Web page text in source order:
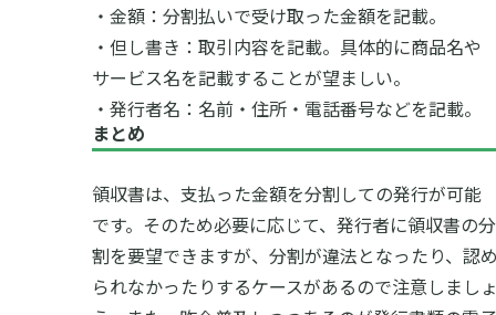
・金額：分割払いで受け取った金額を記載。
・但し書き：取引内容を記載。具体的に商品名や
サービス名を記載することが望ましい。
・発行者名：名前・住所・電話番号などを記載。
まとめ
領収書は、支払った金額を分割しての発行が可能
です。そのため必要に応じて、発行者に領収書の分
割を要望できますが、分割が違法となったり、認
られなかったりするケースがあるので注意しまし